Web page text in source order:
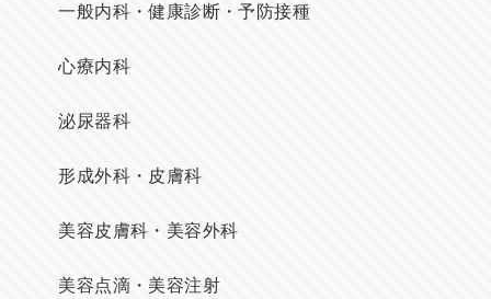
一般内科・健康診断・予防接種
心療内科
泌尿器科
形成外科・皮膚科
美容皮膚科・美容外科
美容点滴・美容注射